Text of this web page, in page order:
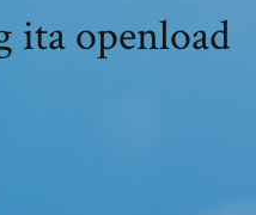
ita openload